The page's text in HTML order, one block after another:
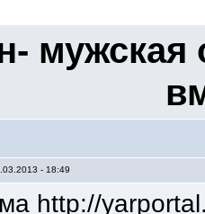
мужская
- 18:49
http://